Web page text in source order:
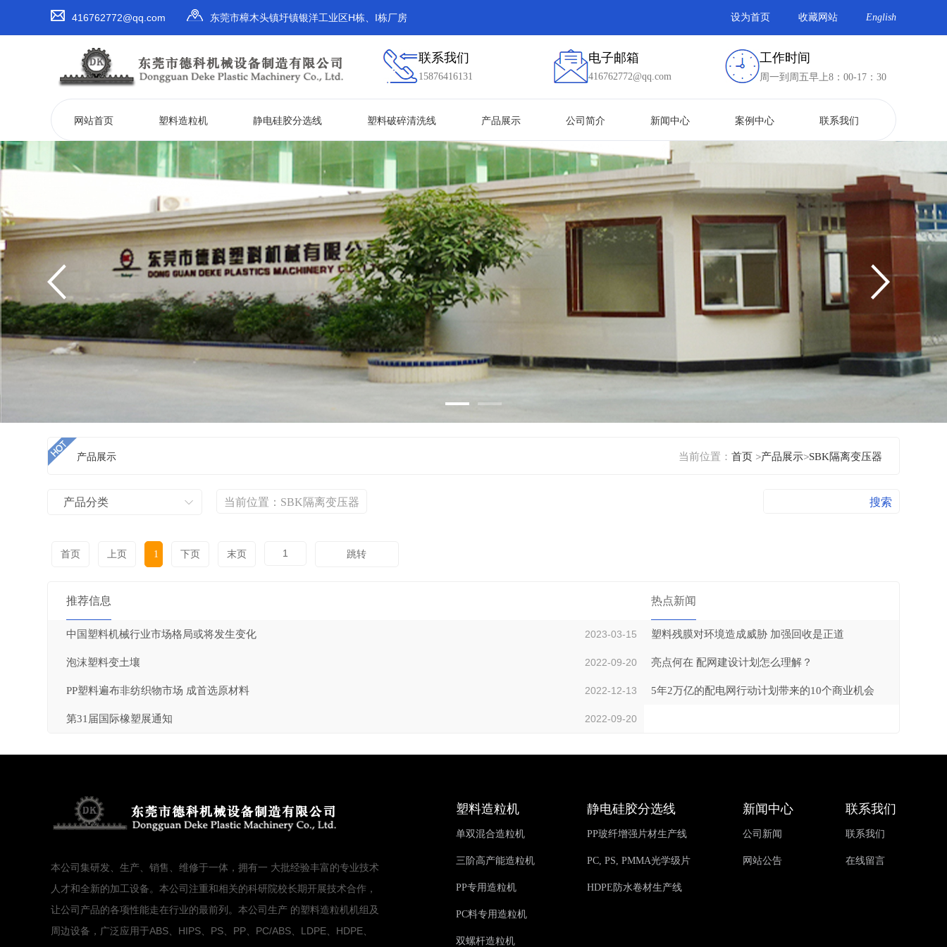
416762772@qq.com 东莞市樟木头镇圩镇银洋工业区H栋、I栋厂房 设为首页 收藏网站 English
联系我们
15876416131
电子邮箱
416762772@qq.com
工作时间
周一到周五早上8：00-17：30
网站首页 塑料造粒机 静电硅胶分选线 塑料破碎清洗线 产品展示 公司简介 新闻中心 案例中心 联系我们
产品展示 当前位置： 首页 >产品展示>SBK隔离变压器
产品分类 当前位置： SBK隔离变压器
首页 上页 1 下页 末页
推荐信息
中国塑料机械行业市场格局或将发生变化 2023-03-15
泡沫塑料变土壤 2022-09-20
PP塑料遍布非纺织物市场 成首选原材料 2022-12-13
第31届国际橡塑展通知 2022-09-20
热点新闻
塑料残膜对环境造成威胁 加强回收是正道
亮点何在 配网建设计划怎么理解？
5年2万亿的配电网行动计划带来的10个商业机会
本公司集研发、生产、销售、维修于一体，拥有一 大批经验丰富的专业技术
人才和全新的加工设备。本公司注重和相关的科研院校长期开展技术合作，
让公司产品的各项性能走在行业的最前列。本公司生产 的塑料造粒机机组及
周边设备，广泛应用于ABS、HIPS、PS、PP、PC/ABS、LDPE、HDPE、
塑料造粒机
单双混合造粒机
三阶高产能造粒机
PP专用造粒机
PC料专用造粒机
双螺杆造粒机
静电硅胶分选线
PP玻纤增强片材生产线
PC, PS, PMMA光学级片
HDPE防水卷材生产线
新闻中心
公司新闻
网站公告
联系我们
联系我们
在线留言